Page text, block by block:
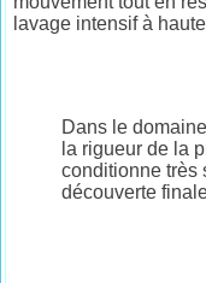
lavage intensif à
Dans le
la rigueur de la
conditionne très
découverte